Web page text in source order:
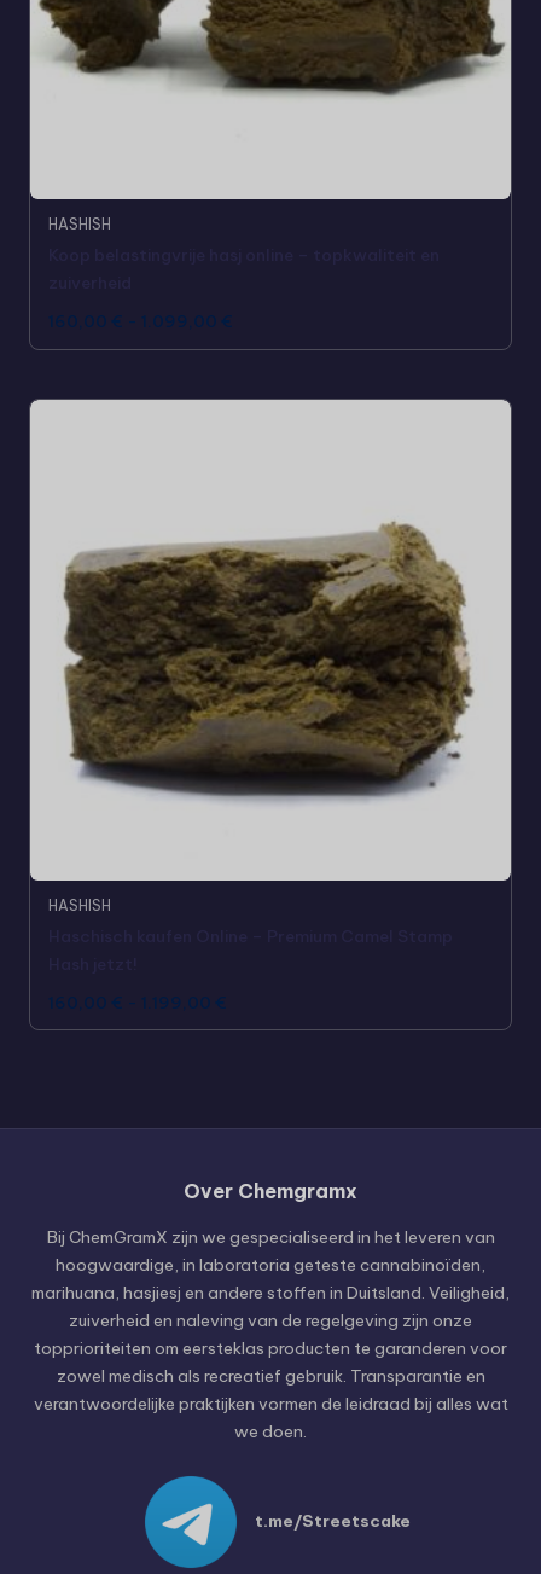
HASHISH
160,00 € - 1.099,00 €
HASHISH
160,00 € - 1.199,00 €
Over Chemgramx
Bij ChemGramX zijn we gespecialiseerd in het leveren van
hoogwaardige, in laboratoria geteste cannabinoïden,
marihuana, hasjiesj en andere stoffen in Duitsland. Veiligheid,
zuiverheid en naleving van de regelgeving zijn onze
topprioriteiten om eersteklas producten te garanderen voor
zowel medisch als recreatief gebruik. Transparantie en
verantwoordelijke praktijken vormen de leidraad bij alles wat
we doen.
t.me/Streetscake
English (United States)
Czech
Polish
Hungarian